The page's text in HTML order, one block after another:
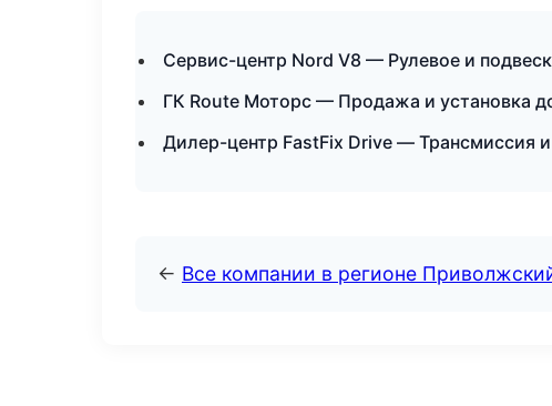
Сервис-центр Nord V8 — Рулевое и
ГК Route Моторс — Продажа и установка
Дилер-центр FastFix Drive — Трансмиссия
← Все компании в регионе